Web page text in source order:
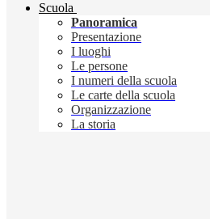
Scuola
Panoramica
Presentazione
I luoghi
Le persone
I numeri della scuola
Le carte della scuola
Organizzazione
La storia